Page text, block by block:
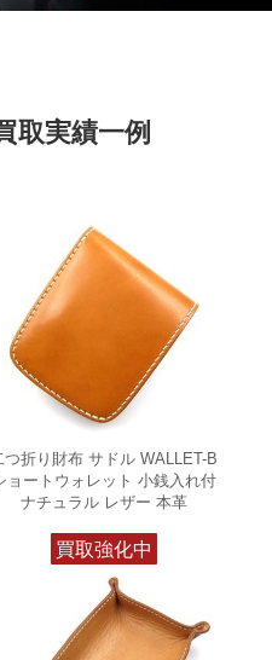
取実績一例
つ折り財布 サドル WALLET-B
ョートウォレット 小銭入れ付
ナチュラル レザー 本革
買取強化中